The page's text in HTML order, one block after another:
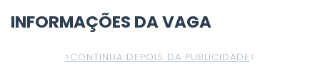
INFORMAÇÕES DA VAGA
>CONTINUA DEPOIS DA PUBLICIDADE<